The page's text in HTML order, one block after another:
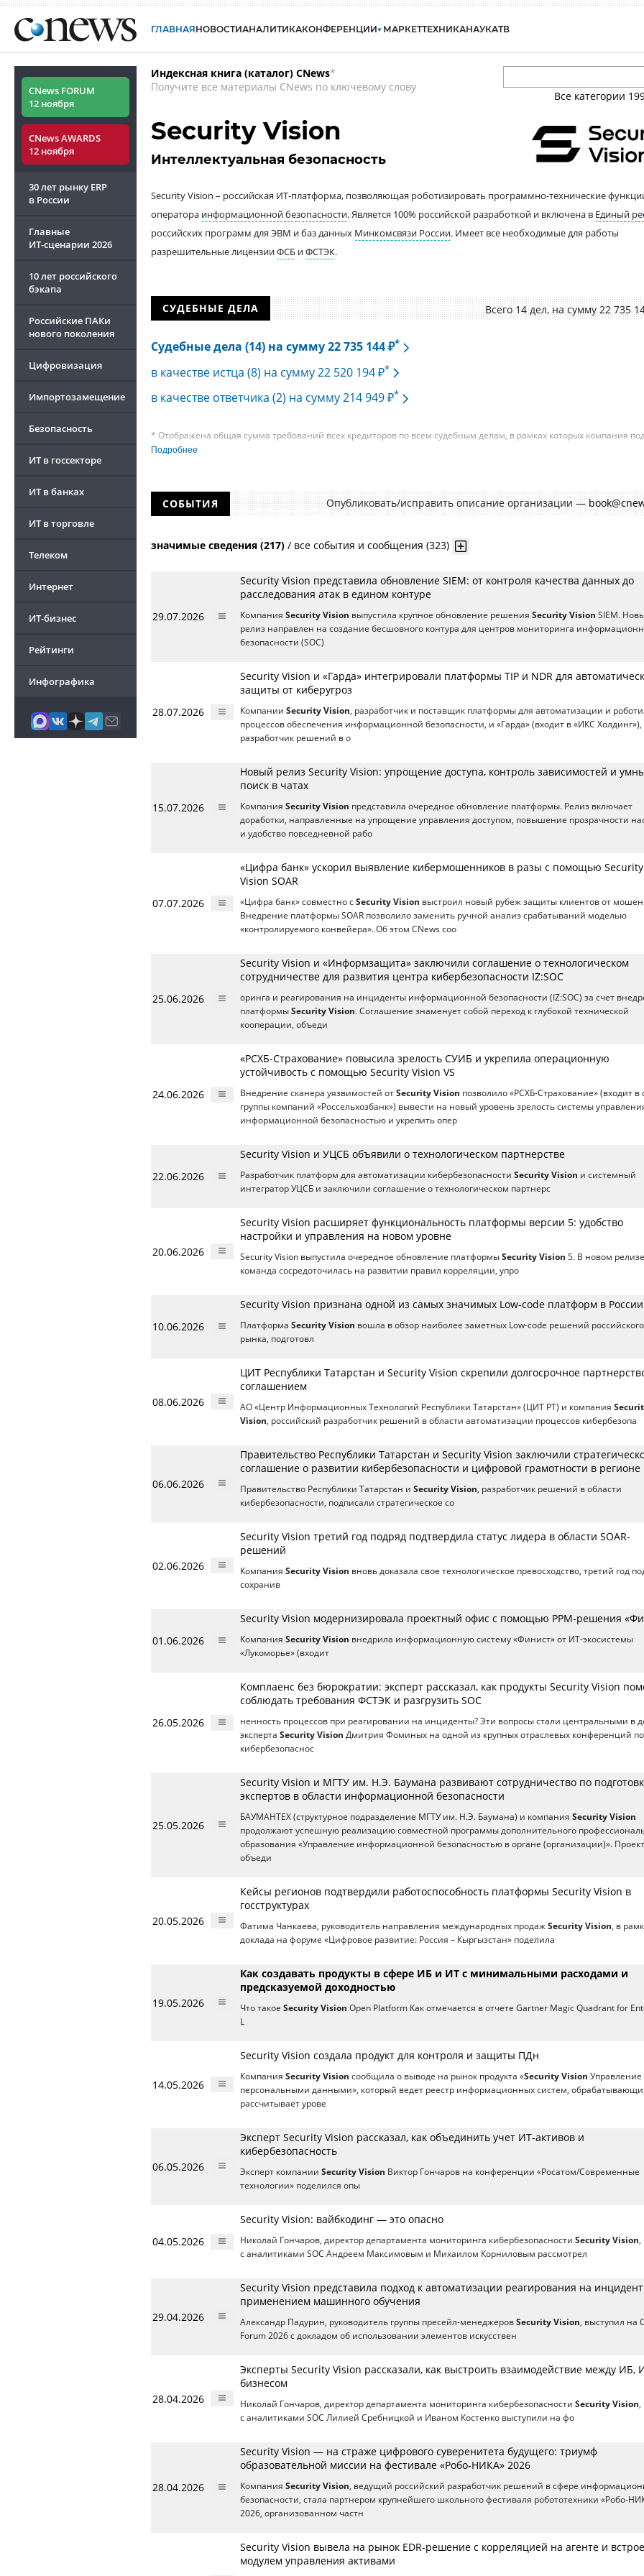
ГЛАВНАЯНОВОСТИАНАЛИТИКАКОНФЕРЕНЦИИ МАРКЕТТЕХНИКАНАУКАТВ
CNews FORUM
12 ноября
CNews AWARDS
12 ноября
30 лет рынку ERP
в России
Главные
ИТ-сценарии 2026
10 лет российского
бэкапа
Российские ПАКи
нового поколения
Цифровизация
Импортозамещение
Безопасность
ИТ в госсекторе
ИТ в банках
ИТ в торговле
Телеком
Интернет
ИТ-бизнес
Рейтинги
Инфографика
Индексная книга (каталог) CNews*
Получите все материалы CNews по ключевому слову
Все категории
Security Vision
Интеллектуальная безопасность
Security Vision – российская ИТ-платформа, позволяющая роботизировать программно-технические
оператора информационной безопасности. Является 100% российской разработкой и включена в Единый
российских программ для ЭВМ и баз данных Минкомсвязи России. Имеет все необходимые для работы
разрешительные лицензииФСБ иФСТЭК.
СУДЕБНЫЕ ДЕЛА Всего 14 дел, на cумму 22 735
Судебные дела (14) на сумму 22 735 144 ₽*
в качестве истца (8) на сумму 22 520 194 ₽*
в качестве ответчика (2) на сумму 214 949 ₽*
* Отображена общая сумма требований всех кредиторов по всем судебным делам, в рамках которых компания
требования к своим должникам — организациям. При этом, общая сумма требований всех кредиторов по делу
Подробнее
СОБЫТИЯ Опубликовать/исправить описание организации —
значимые сведения (217) / все события и сообщения (323)
29.07.2026
Security Vision представила обновление SIEM: от контроля качества данных до
расследования атак в едином контуре
Компания Security Vision выпустила крупное обновление решения Security Vision SIEM.
релиз направлен на создание бесшовного контура для центров мониторинга
безопасности (SOC)
28.07.2026
Security Vision и «Гарда» интегрировали платформы TIP и NDR для
защиты от киберугроз
Компании Security Vision , разработчик и поставщик платформы для автоматизации и
процессов обеспечения информационной безопасности, и «Гарда» (входит в «ИКС Холдинг»),
разработчик решений в о
15.07.2026
Новый релиз Security Vision: упрощение доступа, контроль зависимостей и
поиск в чатах
Компания Security Vision представила очередное обновление платформы. Релиз включает
доработки, направленные на упрощение управления доступом, повышение прозрачности
и удобство повседневной рабо
07.07.2026
«Цифра банк» ускорил выявление кибермошенников в разы с помощью Security
Vision SOAR
«Цифра банк» совместно с Security Vision выстроил новый рубеж защиты клиентов от
Внедрение платформы SOAR позволило заменить ручной анализ срабатываний моделью
«контролируемого конвейера». Об этом CNews соо
25.06.2026
Security Vision и «Информзащита» заключили соглашение о технологическом
сотрудничестве для развития центра кибербезопасности IZ:SOC
оринга и реагирования на инциденты информационной безопасности (IZ:SOC) за счет
платформы Security Vision. Соглашение знаменует собой переход к глубокой технической
кооперации, объеди
24.06.2026
«РСХБ-Страхование» повысила зрелость СУИБ и укрепила операционную
устойчивость с помощью Security Vision VS
Внедрение сканера уязвимостей от Security Vision позволило «РСХБ-Страхование» (входит в
группы компаний «Россельхозбанк») вывести на новый уровень зрелость системы
информационной безопасностью и укрепить опер
22.06.2026
Security Vision и УЦСБ объявили о технологическом партнерстве
Разработчик платформ для автоматизации кибербезопасности Security Vision и системный
интегратор УЦСБ и заключили соглашение о технологическом партнерс
20.06.2026
Security Vision расширяет функциональность платформы версии 5: удобство
настройки и управления на новом уровне
Security Vision выпустила очередное обновление платформы Security Vision 5. В новом релизе
команда сосредоточилась на развитии правил корреляции, упро
10.06.2026
Security Vision признана одной из самых значимых Low-code платформ в России
Платформа Security Vision вошла в обзор наиболее заметных Low-code решений российского
рынка, подготовл
08.06.2026
ЦИТ Республики Татарстан и Security Vision скрепили долгосрочное
соглашением
АО «Центр Информационных Технологий Республики Татарстан» (ЦИТ РТ) и компания
Vision , российский разработчик решений в области автоматизации процессов кибербезопа
06.06.2026
Правительство Республики Татарстан и Security Vision заключили
соглашение о развитии кибербезопасности и цифровой грамотности в регионе
Правительство Республики Татарстан и Security Vision , разработчик решений в области
кибербезопасности, подписали стратегическое со
02.06.2026
Security Vision третий год подряд подтвердила статус лидера в области SOAR-
решений
Компания Security Vision вновь доказала свое технологическое превосходство, третий год
сохранив
01.06.2026
Security Vision модернизировала проектный офис с помощью PPM-решения
Компания Security Vision внедрила информационную систему «Финист» от ИТ-экосистемы
«Лукоморье» (входит
26.05.2026
Комплаенс без бюрократии: эксперт рассказал, как продукты Security Vision
соблюдать требования ФСТЭК и разгрузить SOC
ненность процессов при реагировании на инциденты? Эти вопросы стали центральными в
эксперта Security Vision Дмитрия Фоминых на одной из крупных отраслевых конференций по
кибербезопаснос
25.05.2026
Security Vision и МГТУ им. Н.Э. Баумана развивают сотрудничество по
экспертов в области информационной безопасности
БАУМАНТЕХ (структурное подразделение МГТУ им. Н.Э. Баумана) и компания Security Vision
продолжают успешную реализацию совместной программы дополнительного
образования «Управление информационной безопасностью в органе (организации)». Проект
объеди
20.05.2026
Кейсы регионов подтвердили работоспособность платформы Security Vision в
госструктурах
Фатима Чанкаева, руководитель направления международных продаж Security Vision , в
доклада на форуме «Цифровое развитие: Россия – Кыргызстан» поделила
19.05.2026
Как создавать продукты в сфере ИБ и ИТ с минимальными расходами и
предсказуемой доходностью
Что такое Security Vision Open Platform Как отмечается в отчете Gartner Magic Quadrant for
L
14.05.2026
Security Vision создала продукт для контроля и защиты ПДн
Компания Security Vision сообщила о выводе на рынок продукта «Security Vision Управление
персональными данными», который ведет реестр информационных систем,
рассчитывает урове
06.05.2026
Эксперт Security Vision рассказал, как объединить учет ИТ-активов и
кибербезопасность
Эксперт компании Security Vision Виктор Гончаров на конференции «Росатом/Современные
технологии» поделился опы
04.05.2026
Security Vision: вайбкодинг — это опасно
Николай Гончаров, директор департамента мониторинга кибербезопасности Security Vision
с аналитиками SOC Андреем Максимовым и Михаилом Корниловым рассмотрел
29.04.2026
Security Vision представила подход к автоматизации реагирования на
применением машинного обучения
Александр Падурин, руководитель группы пресейл-менеджеров Security Vision , выступил на
Forum 2026 с докладом об использовании элементов искусствен
28.04.2026
Эксперты Security Vision рассказали, как выстроить взаимодействие между ИБ,
бизнесом
Николай Гончаров, директор департамента мониторинга кибербезопасности Security Vision
с аналитиками SOC Лилией Сребницкой и Иваном Костенко выступили на фо
28.04.2026
Security Vision — на страже цифрового суверенитета будущего: триумф
образовательной миссии на фестивале «Робо-НИКА» 2026
Компания Security Vision , ведущий российский разработчик решений в сфере
безопасности, стала партнером крупнейшего школьного фестиваля робототехники «Робо-
2026, организованном частн
Security Vision вывела на рынок EDR-решение с корреляцией на агенте и
модулем управления активами